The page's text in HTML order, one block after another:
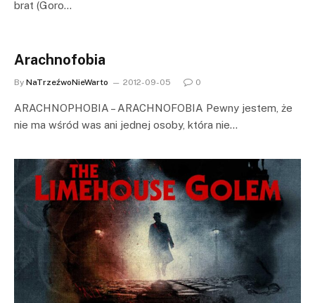
brat (Goro…
Arachnofobia
By NaTrzeźwoNieWarto 2012-09-05 0
ARACHNOPHOBIA – ARACHNOFOBIA Pewny jestem, że
nie ma wśród was ani jednej osoby, która nie…